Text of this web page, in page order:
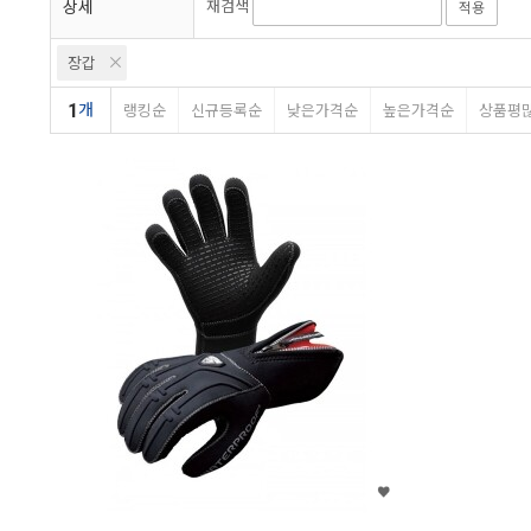
상세 재검색 적용
장갑
1개 랭킹순 신규등록순 낮은가격순 높은가격순 상품평